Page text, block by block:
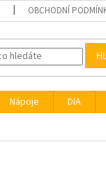
OBCHODNÍ
Nápoje DIA